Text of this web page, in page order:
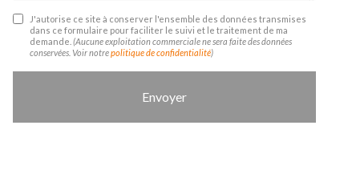
J'autorise ce site à conserver l'ensemble des données transmises
dans ce formulaire pour faciliter le suivi et le traitement de ma
demande. (Aucune exploitation commerciale ne sera faite des données
conservées. Voir notrepolitique de confidentialité)